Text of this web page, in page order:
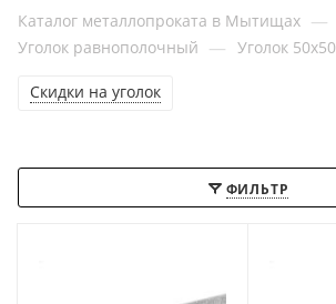
Каталог металлопроката в Мытищах —
Уголок равнополочный — Уголок 50х50
Cкидки на уголок
ФИЛЬТР